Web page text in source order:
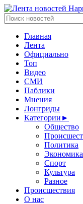
Главная
Лента
Официально
Топ
Видео
СМИ
Паблики
Мнения
Лонгриды
Категории ►
Общество
Политика
Экономика
Спорт
Культура
Разное
Происшествия
О нас